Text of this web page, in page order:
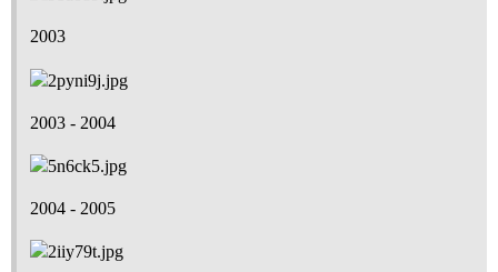
2003
2003 - 2004
2004 - 2005